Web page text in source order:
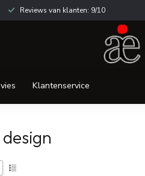
Reviews van klanten: 9/10
Klantenservice